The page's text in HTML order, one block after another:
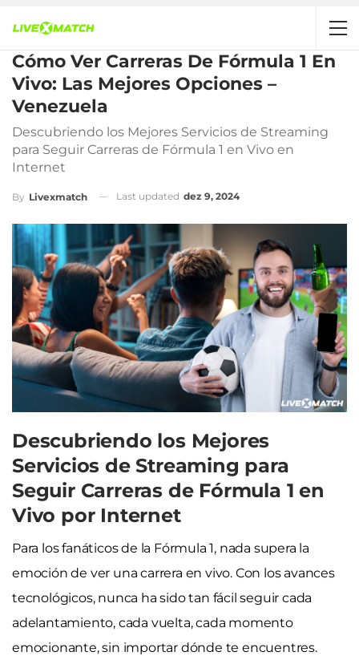
Cómo Ver Carreras De Fórmula 1 En
Vivo: Las Mejores Opciones –
Venezuela
Descubriendo los Mejores Servicios de Streaming
para Seguir Carreras de Fórmula 1 en Vivo en
Internet
By Livexmatch Last updated dez 9, 2024
Descubriendo los Mejores
Servicios de Streaming para
Seguir Carreras de Fórmula 1 en
Vivo por Internet
Para los fanáticos de la Fórmula 1, nada supera la
emoción de ver una carrera en vivo. Con los avances
tecnológicos, nunca ha sido tan fácil seguir cada
adelantamiento, cada vuelta, cada momento
emocionante, sin importar dónde te encuentres.